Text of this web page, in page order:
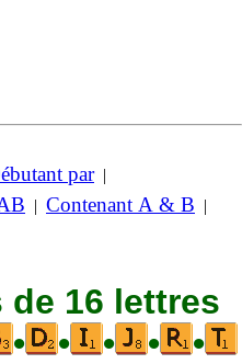
par|
| Contenant A & B |
16 lettres
• • • • •